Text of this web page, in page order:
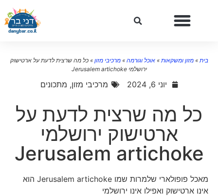
»מזון ומשקאות»אוכל וגורמה»מרכיבי מזון »כל מה שרצית לדעת על ארטישוק
ירושלמי Jerusalem artichoke
יוני 6, 2024 מרכיבי מזון,מתכונים
כל מה שרצית לדעת על
ארטישוק ירושלמי
Jerusalem artichoke
מאכל פופולארי שלמרות שמו Jerusalem artichoke הוא
אינו ארטישוק ואפילו אינו ירושלמי